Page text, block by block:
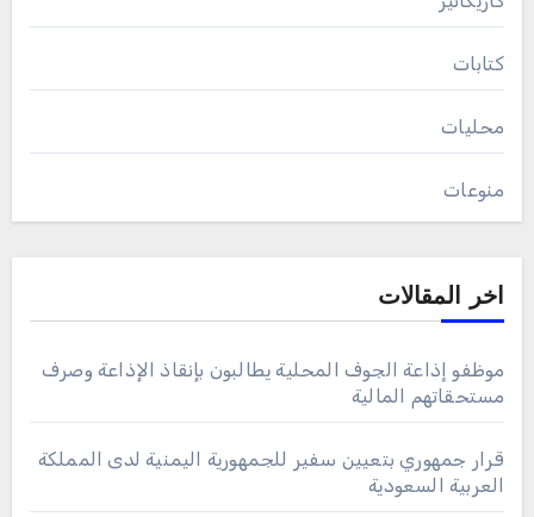
كتابات
محليات
منوعات
اخر المقالات
موظفو إذاعة الجوف المحلية يطالبون بإنقاذ الإذاعة وصرف
مستحقاتهم المالية
قرار جمهوري بتعيين سفير للجمهورية اليمنية لدى المملكة
العربية السعودية